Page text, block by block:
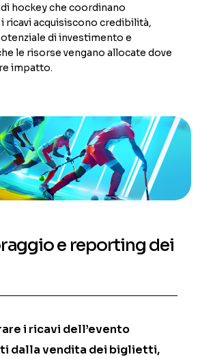
hockey che coordinano
ricavi acquisiscono credibilità,
di investimento e
le risorse vengano allocate dove
impatto.
e reporting dei
i ricavi dell’evento
dalla vendita dei biglietti,